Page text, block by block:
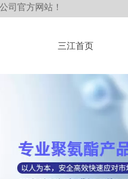
司官方网站！
三江首页